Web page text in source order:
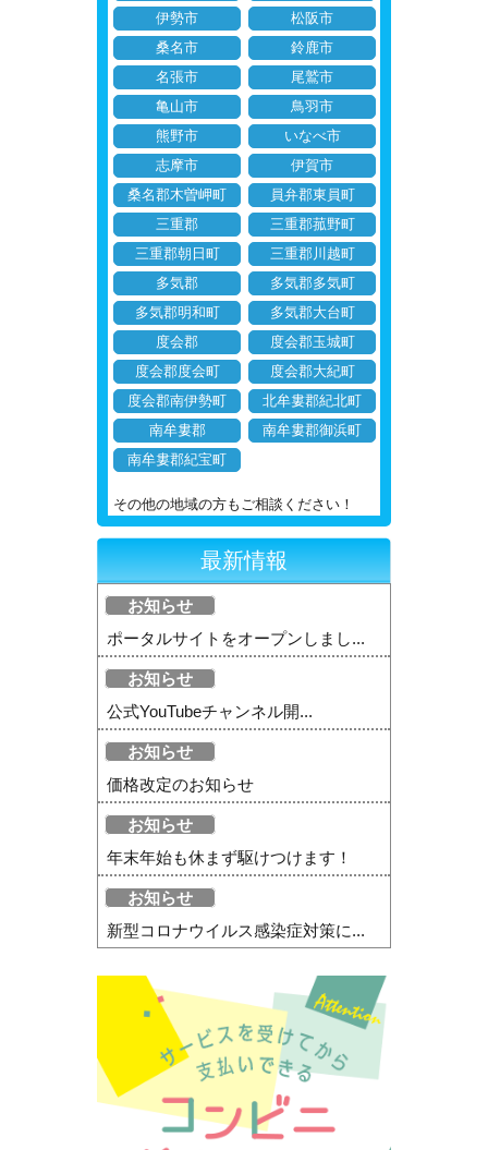
伊勢市
松阪市
桑名市
鈴鹿市
名張市
尾鷲市
亀山市
鳥羽市
熊野市
いなべ市
志摩市
伊賀市
桑名郡木曽岬町
員弁郡東員町
三重郡
三重郡菰野町
三重郡朝日町
三重郡川越町
多気郡
多気郡多気町
多気郡明和町
多気郡大台町
度会郡
度会郡玉城町
度会郡度会町
度会郡大紀町
度会郡南伊勢町
北牟婁郡紀北町
南牟婁郡
南牟婁郡御浜町
南牟婁郡紀宝町
その他の地域の方もご相談ください！
最新情報
お知らせ
ポータルサイトをオープンしまし...
お知らせ
公式YouTubeチャンネル開...
お知らせ
価格改定のお知らせ
お知らせ
年末年始も休まず駆けつけます！
お知らせ
新型コロナウイルス感染症対策に...